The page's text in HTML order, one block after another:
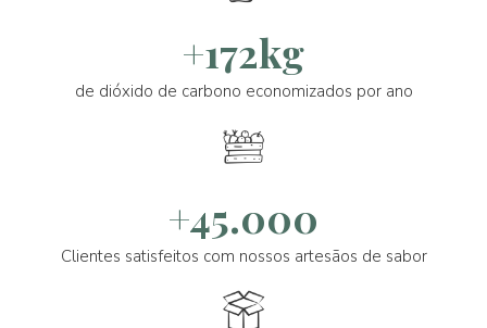
+172kg
de dióxido de carbono economizados por ano
+45.000
Clientes satisfeitos com nossos artesãos de sabor